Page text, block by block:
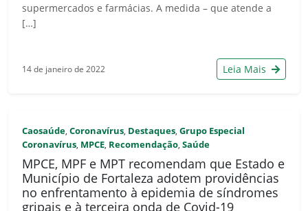
supermercados e farmácias. A medida – que atende a
[…]
14 de janeiro de 2022 Leia Mais
Caosaúde, Coronavírus, Destaques, Grupo Especial
Coronavírus, MPCE, Recomendação, Saúde
MPCE, MPF e MPT recomendam que Estado e
Município de Fortaleza adotem providências
no enfrentamento à epidemia de síndromes
gripais e à terceira onda de Covid-19